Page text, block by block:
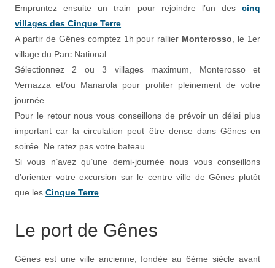
Empruntez ensuite un train pour rejoindre l’un des cinq
villages des Cinque Terre.
A partir de Gênes comptez 1h pour rallier Monterosso, le 1er
village du Parc National.
Sélectionnez 2 ou 3 villages maximum, Monterosso et
Vernazza et/ou Manarola pour profiter pleinement de votre
journée.
Pour le retour nous vous conseillons de prévoir un délai plus
important car la circulation peut être dense dans Gênes en
soirée. Ne ratez pas votre bateau.
Si vous n’avez qu’une demi-journée nous vous conseillons
d’orienter votre excursion sur le centre ville de Gênes plutôt
que lesCinque Terre.
Le port de Gênes
Gênes est une ville ancienne, fondée au 6ème siècle avant